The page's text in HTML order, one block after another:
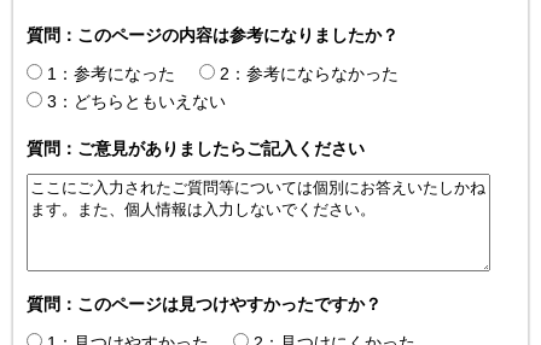
質問：このページの内容は参考になりましたか？
1：参考になった
2：参考にならなかった
3：どちらともいえない
質問：ご意見がありましたらご記入ください
質問：このページは見つけやすかったですか？